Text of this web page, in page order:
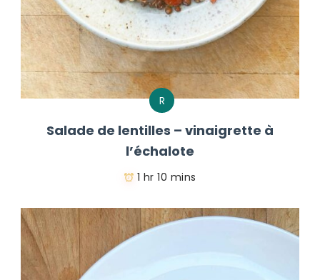
R
Salade de lentilles – vinaigrette à
l’échalote
1 hr 10 mins